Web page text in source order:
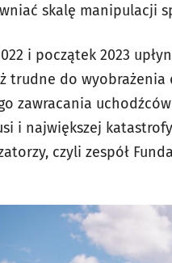
skalę manipulacji
i początek 2023
trudne do
zawracania
i największej
czyli zespół